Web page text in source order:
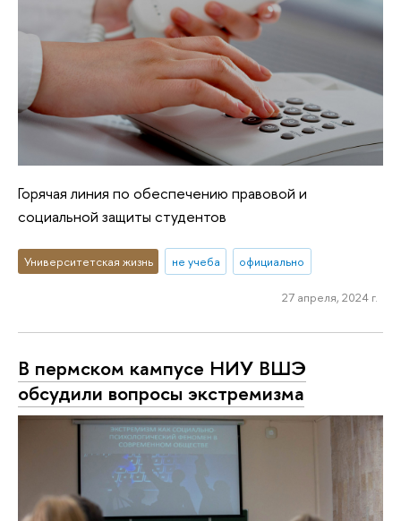
Горячая линия по обеспечению правовой и
социальной защиты студентов
Университетская жизнь не учеба официально
27 апреля, 2024 г.
В пермском кампусе НИУ ВШЭ
обсудили вопросы экстремизма